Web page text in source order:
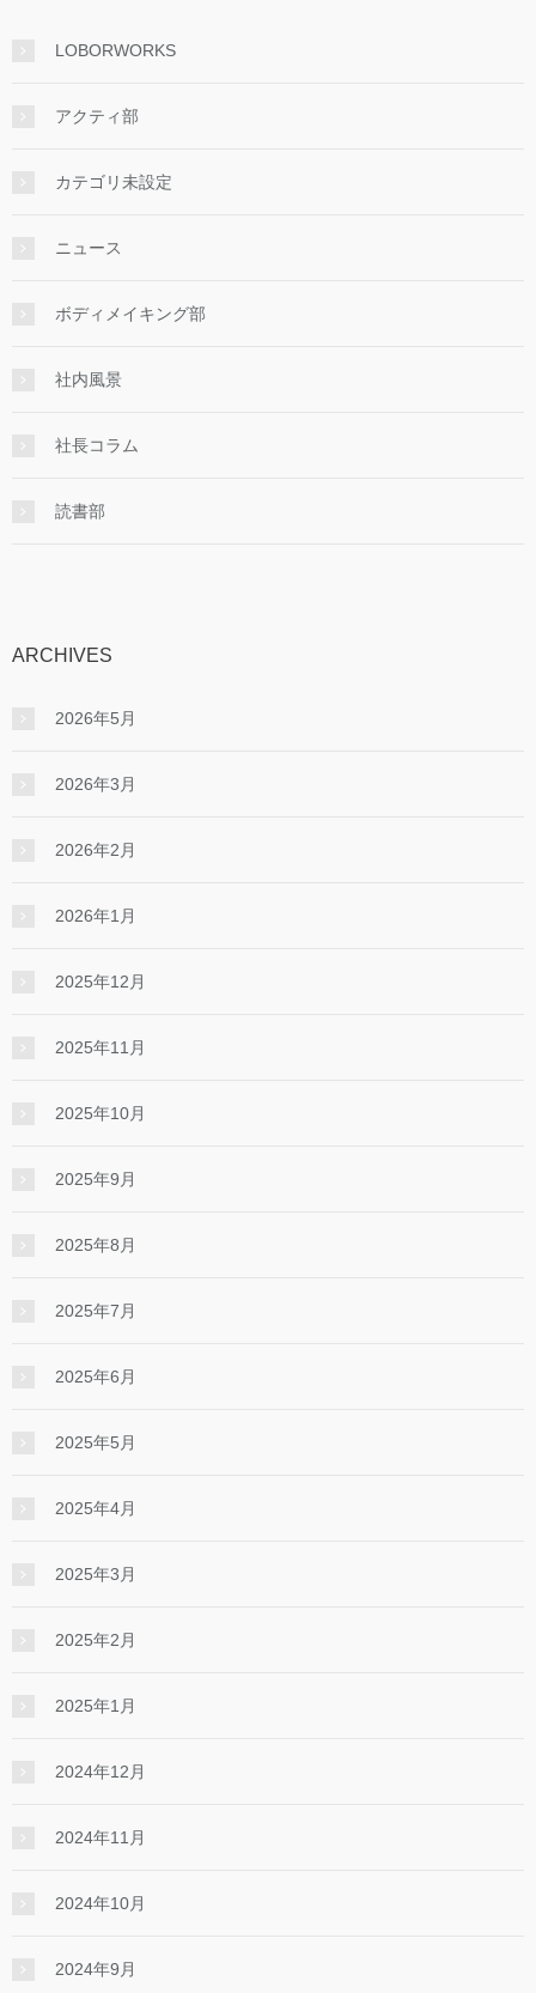
LOBORWORKS
アクティ部
カテゴリ未設定
ニュース
ボディメイキング部
社内風景
社長コラム
読書部
ARCHIVES
2026年5月
2026年3月
2026年2月
2026年1月
2025年12月
2025年11月
2025年10月
2025年9月
2025年8月
2025年7月
2025年6月
2025年5月
2025年4月
2025年3月
2025年2月
2025年1月
2024年12月
2024年11月
2024年10月
2024年9月